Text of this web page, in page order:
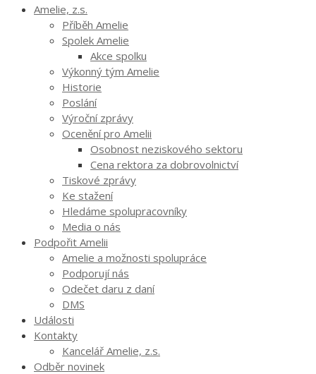
Amelie, z.s.
Příběh Amelie
Spolek Amelie
Akce spolku
Výkonný tým Amelie
Historie
Poslání
Výroční zprávy
Ocenění pro Amelii
Osobnost neziskového sektoru
Cena rektora za dobrovolnictví
Tiskové zprávy
Ke stažení
Hledáme spolupracovníky
Media o nás
Podpořit Amelii
Amelie a možnosti spolupráce
Podporují nás
Odečet daru z daní
DMS
Události
Kontakty
Kancelář Amelie, z.s.
Odběr novinek